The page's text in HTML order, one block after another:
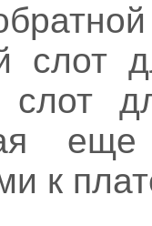
слот
слот
к